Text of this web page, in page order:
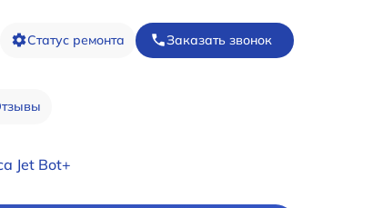
Статус ремонта Заказать звонок
Jet Bot+